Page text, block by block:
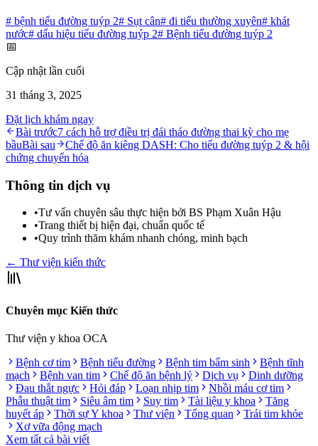
# bệnh tiểu đường tuýp 2# Sụt cân# đi tiểu thường xuyên# khát
nước# dấu hiệu tiểu đường tuýp 2# Bệnh tiểu đường tuýp 2
📅
Cập nhật lần cuối
31 tháng 3, 2025
Đặt lịch khám ngay
Bài trước7 cách hỗ trợ điều trị đái tháo đường thai kỳ cho mẹ
bầuBài sau
Chế độ ăn kiêng DASH: Cho tiểu đường tuýp 2 & hội
chứng chuyển hóa
Thông tin dịch vụ
•Tư vấn chuyên sâu thực hiện bởi BS Phạm Xuân Hậu
•Trang thiết bị hiện đại, chuẩn quốc tế
•Quy trình thăm khám nhanh chóng, minh bạch
← Thư viện kiến thức
Chuyên mục Kiến thức
Thư viện y khoa OCA
Bệnh cơ tim
Bệnh tiểu đường Bệnh tim bẩm sinh
Bệnh tĩnh
mạch
Bệnh van tim Chế độ ăn bệnh lý Dịch vụ
Dinh dưỡng
Đau thắt ngực
Hỏi đáp Loạn nhịp tim
Nhồi máu cơ tim
Phẫu thuật tim
Siêu âm tim Suy tim Tài liệu y khoa
Tăng
huyết áp
Thời sự Y khoa Thư viện Tổng quan
Trái tim khỏe
Xơ vữa động mạch
Xem tất cả bài viết